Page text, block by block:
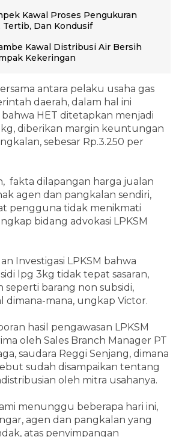
Kawal Proses Pengukuran
Tertib, Dan Kondusif
Kawal Distribusi Air Bersih
Kekeringan
antara pelaku usaha gas
daerah, dalam hal ini
HET ditetapkan menjadi
diberikan margin keuntungan
sebesar Rp.3.250 per
fakta dilapangan harga jualan
agen dan pangkalan sendiri,
pengguna tidak menikmati
bidang advokasi LPKSM
Investigasi LPKSM bahwa
lpg 3kg tidak tepat sasaran,
seperti barang non subsidi,
dimana-mana, ungkap Victor.
hasil pengawasan LPKSM
oleh Sales Branch Manager PT
saudara Reggi Senjang, dimana
sudah disampaikan tentang
oleh mitra usahanya.
menunggu beberapa hari ini,
agen dan pangkalan yang
atas penyimpangan